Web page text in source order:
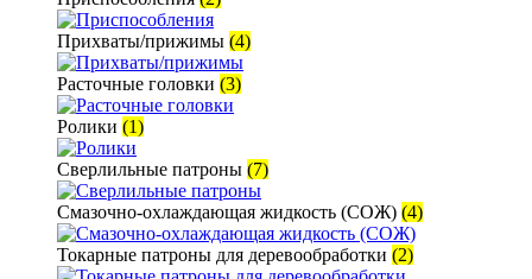
Прихваты/прижимы (4)
Расточные головки (3)
Ролики (1)
Сверлильные патроны (7)
Смазочно-охлаждающая жидкость (СОЖ) (4)
Токарные патроны для деревообработки (2)